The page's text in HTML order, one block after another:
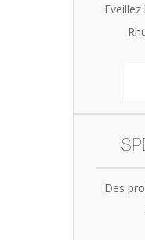
Des